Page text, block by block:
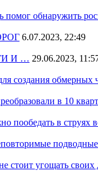
помог обнаружить
6.07.2023, 22:49
И … 29.06.2023,
создания обмерных
в 10
пообедать в струях
стоит угощать